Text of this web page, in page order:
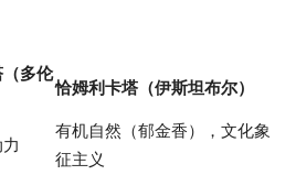
多伦
恰姆利卡塔（伊斯坦布尔）
有机自然（郁金香），文化象
征主义